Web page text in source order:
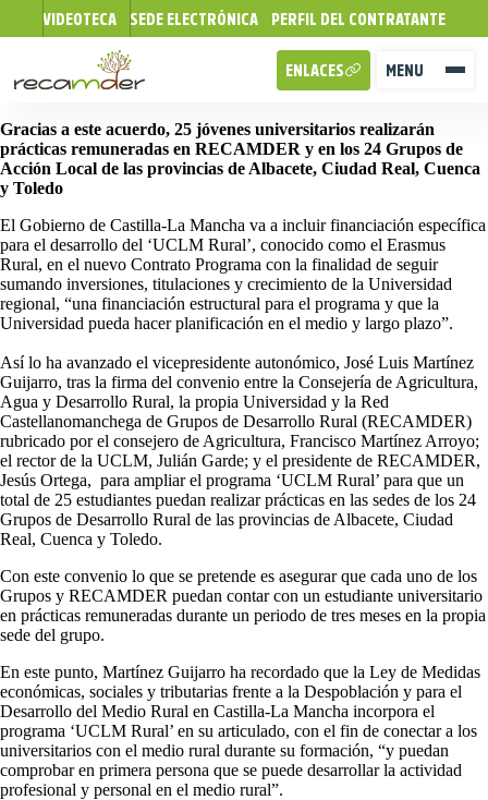
VIDEOTECA SEDE ELECTRÓNICA PERFIL DEL CONTRATANTE
MENU
ENLACES
Gracias a este acuerdo, 25 jóvenes universitarios realizarán
prácticas remuneradas en RECAMDER y en los 24 Grupos de
Acción Local de las provincias de Albacete, Ciudad Real, Cuenca
y Toledo
El Gobierno de Castilla-La Mancha va a incluir financiación específica
para el desarrollo del ‘UCLM Rural’, conocido como el Erasmus
Rural, en el nuevo Contrato Programa con la finalidad de seguir
sumando inversiones, titulaciones y crecimiento de la Universidad
regional, “una financiación estructural para el programa y que la
Universidad pueda hacer planificación en el medio y largo plazo”.
Así lo ha avanzado el vicepresidente autonómico, José Luis Martínez
Guijarro, tras la firma del convenio entre la Consejería de Agricultura,
Agua y Desarrollo Rural, la propia Universidad y la Red
Castellanomanchega de Grupos de Desarrollo Rural (RECAMDER)
rubricado por el consejero de Agricultura, Francisco Martínez Arroyo;
el rector de la UCLM, Julián Garde; y el presidente de RECAMDER,
Jesús Ortega, para ampliar el programa ‘UCLM Rural’ para que un
total de 25 estudiantes puedan realizar prácticas en las sedes de los 24
Grupos de Desarrollo Rural de las provincias de Albacete, Ciudad
Real, Cuenca y Toledo.
Con este convenio lo que se pretende es asegurar que cada uno de los
Grupos y RECAMDER puedan contar con un estudiante universitario
en prácticas remuneradas durante un periodo de tres meses en la propia
sede del grupo.
En este punto, Martínez Guijarro ha recordado que la Ley de Medidas
económicas, sociales y tributarias frente a la Despoblación y para el
Desarrollo del Medio Rural en Castilla-La Mancha incorpora el
programa ‘UCLM Rural’ en su articulado, con el fin de conectar a los
universitarios con el medio rural durante su formación, “y puedan
comprobar en primera persona que se puede desarrollar la actividad
profesional y personal en el medio rural”.